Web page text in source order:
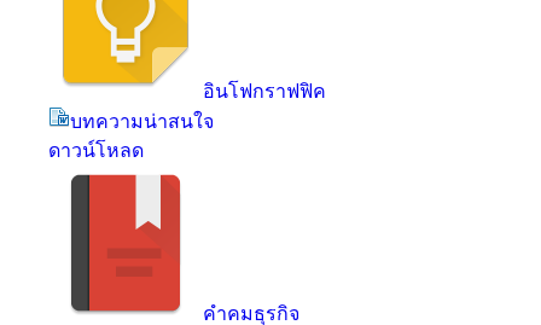
อินโฟกราฟฟิค
บทความน่าสนใจ
ดาวน์โหลด
คำคมธุรกิจ